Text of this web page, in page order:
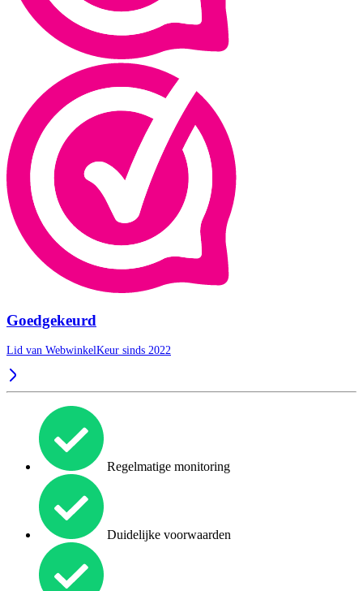
Goedgekeurd
Lid van WebwinkelKeur sinds 2022
Regelmatige monitoring
Duidelijke voorwaarden